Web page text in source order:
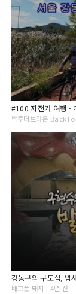
빽투더브라운
강동구의 구도심, 암
배고픈 돼지 | 4년 전